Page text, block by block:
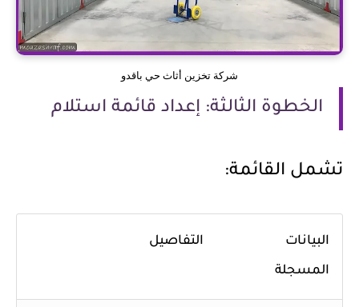
شركة تخزين أثاث حي باقدو
الخطوة الثالثة: إعداد قائمة استلام
تشمل القائمة:
البيانات
المسجلة
التفاصيل